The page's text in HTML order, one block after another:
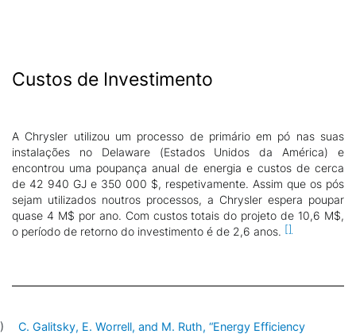
Custos de Investimento
A Chrysler utilizou um processo de primário em pó nas suas
instalações no Delaware (Estados Unidos da América) e
encontrou uma poupança anual de energia e custos de cerca
de 42 940 GJ e 350 000 $, respetivamente. Assim que os pós
sejam utilizados noutros processos, a Chrysler espera poupar
quase 4 M$ por ano. Com custos totais do projeto de 10,6 M$,
o período de retorno do investimento é de 2,6 anos.
C. Galitsky, E. Worrell, and M. Ruth, “Energy Efficiency